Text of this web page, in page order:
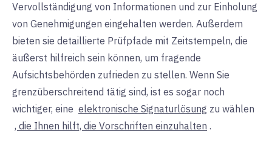
Vervollständigung von Informationen und zur Einholung
von Genehmigungen eingehalten werden. Außerdem
bieten sie detaillierte Prüfpfade mit Zeitstempeln, die
äußerst hilfreich sein können, um fragende
Aufsichtsbehörden zufrieden zu stellen. Wenn Sie
grenzüberschreitend tätig sind, ist es sogar noch
wichtiger, eine elektronische Signaturlösung zu wählen
, die Ihnen hilft, die Vorschriften einzuhalten .